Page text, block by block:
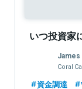
いつ投資家
James
Coral
資金調達